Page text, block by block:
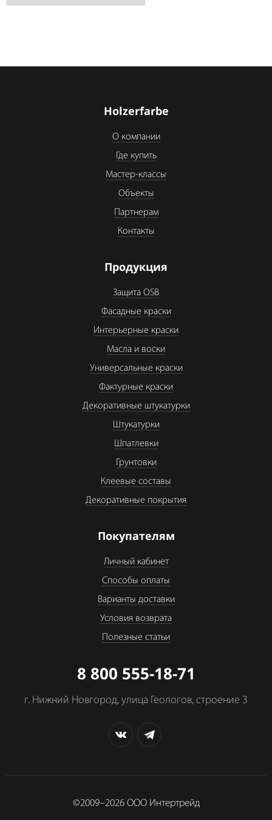
Holzerfarbe
О компании
Где купить
Мастер-классы
Объекты
Партнерам
Контакты
Продукция
Защита OSB
Фасадные краски
Интерьерные краски
Масла и воски
Универсальные краски
Фактурные краски
Декоративные штукатурки
Штукатурки
Шпатлевки
Грунтовки
Клеевые составы
Декоративные покрытия
Покупателям
Личный кабинет
Способы оплаты
Варианты доставки
Условия возврата
Полезные статьи
8 800 555-18-71
г. Нижний Новгород, улица Геологов, строение 3
©2009–2026 ООО Интертрейд